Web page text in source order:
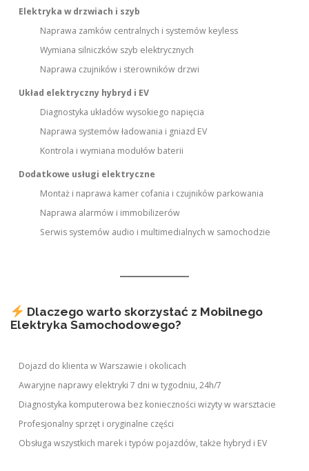
Elektryka w drzwiach i szyb
Naprawa zamków centralnych i systemów keyless
Wymiana silniczków szyb elektrycznych
Naprawa czujników i sterowników drzwi
Układ elektryczny hybryd i EV
Diagnostyka układów wysokiego napięcia
Naprawa systemów ładowania i gniazd EV
Kontrola i wymiana modułów baterii
Dodatkowe usługi elektryczne
Montaż i naprawa kamer cofania i czujników parkowania
Naprawa alarmów i immobilizerów
Serwis systemów audio i multimedialnych w samochodzie
Dlaczego warto skorzystać z Mobilnego
Elektryka Samochodowego?
Dojazd do klienta w Warszawie i okolicach
Awaryjne naprawy elektryki 7 dni w tygodniu, 24h/7
Diagnostyka komputerowa bez konieczności wizyty w warsztacie
Profesjonalny sprzęt i oryginalne części
Obsługa wszystkich marek i typów pojazdów, także hybryd i EV